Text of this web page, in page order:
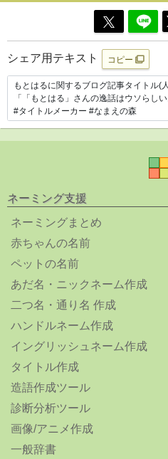
シェア用テキスト コピー
ネーミング支援
ネーミングまとめ
赤ちゃんの名前
ペットの名前
あだ名・ニックネーム作成
二つ名・通り名 作成
ハンドルネーム作成
イングリッシュネーム作成
タイトル作成
造語作成ツール
診断分析ツール
画像/アニメ作成
一般辞書